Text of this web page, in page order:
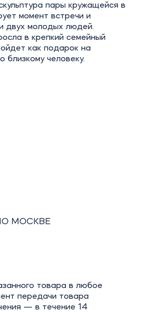
пары кружащейся в
момент встречи и
двух молодых людей.
в крепкий семейный
как подарок на
близкому человеку.
МОСКВЕ
товара в любое
передачи товара
— в течение 14